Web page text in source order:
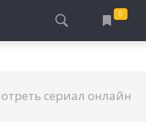
СПЕЦСЛУЖБЫ
0
сериал онлайн